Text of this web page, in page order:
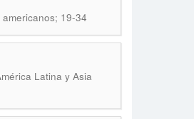
19-34
Latina y Asia